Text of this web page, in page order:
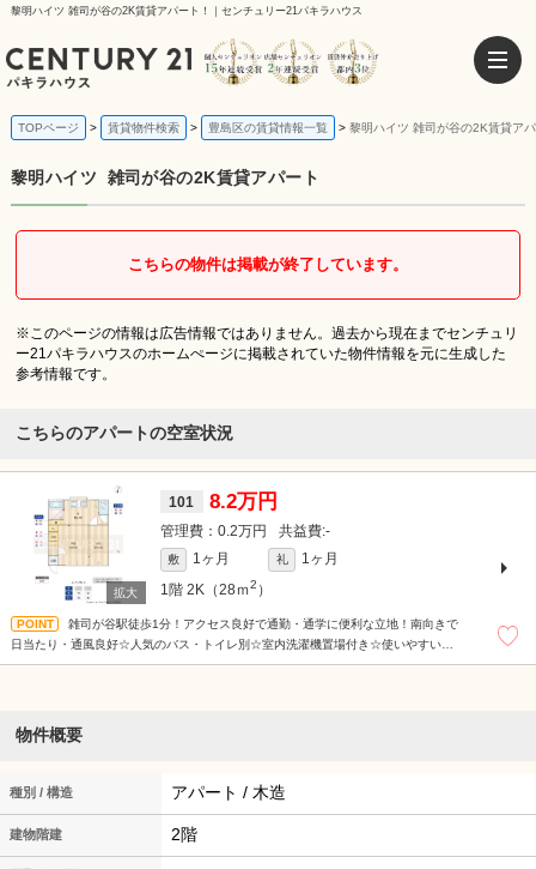
黎明ハイツ 雑司が谷の2K賃貸アパート！｜センチュリー21パキラハウス
TOPページ 賃貸物件検索 豊島区の賃貸情報一覧 黎明ハイツ 雑司が谷の2K賃貸ア
黎明ハイツ 雑司が谷の2K賃貸アパート
こちらの物件は掲載が終了しています。
※このページの情報は広告情報ではありません。過去から現在までセンチュリ
ー21パキラハウスのホームぺージに掲載されていた物件情報を元に生成した
参考情報です。
こちらのアパートの空室状況
101 8.2万円
0.2万円 -
敷 1ヶ月 礼
1ヶ月
1階 2K（28ｍ2 ）
雑司が谷駅徒歩1分！アクセス良好で通勤・通学に便利な立地！南向きで
日当たり・通風良好☆人気のバス・トイレ別☆室内洗濯機置場付き☆使いやすい間
物件概要
種別 / 構造 アパート / 木造
建物階建 2階